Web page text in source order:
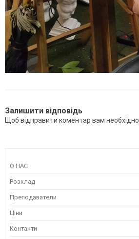
Залишити відповідь
Щоб відправити коментар вам необхідно
О НАС
Розклад
Преподаватели
Ціни
Контакти